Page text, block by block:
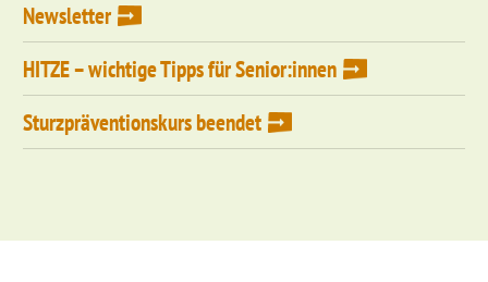
Newsletter
HITZE – wichtige Tipps für Senior:innen
Sturzpräventionskurs beendet